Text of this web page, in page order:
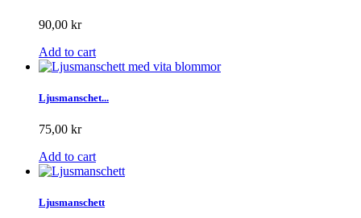
90,00 kr
Add to cart
Ljusmanschet...
75,00 kr
Add to cart
Ljusmanschett